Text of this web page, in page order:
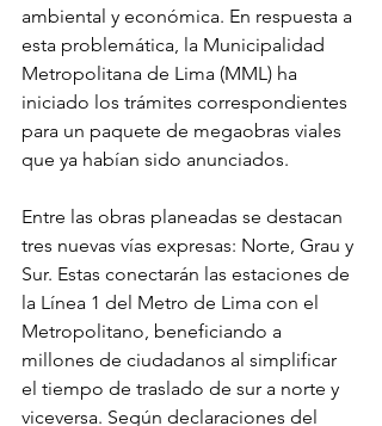
ambiental y económica. En respuesta a
esta problemática, la Municipalidad
Metropolitana de Lima (MML) ha
iniciado los trámites correspondientes
para un paquete de megaobras viales
que ya habían sido anunciados.
Entre las obras planeadas se destacan
tres nuevas vías expresas: Norte, Grau y
Sur. Estas conectarán las estaciones de
la Línea 1 del Metro de Lima con el
Metropolitano, beneficiando a
millones de ciudadanos al simplificar
el tiempo de traslado de sur a norte y
viceversa. Según declaraciones del